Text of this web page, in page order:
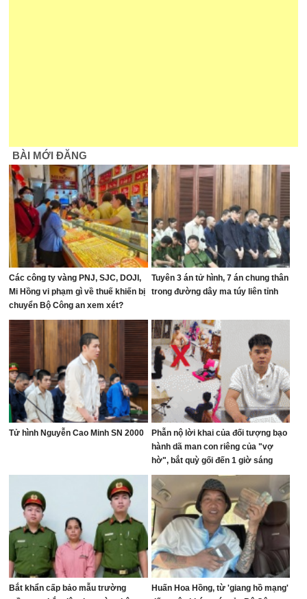
BÀI MỚI ĐĂNG
Các công ty vàng PNJ, SJC, DOJI,
Mi Hồng vi phạm gì về thuế khiến bị
chuyển Bộ Công an xem xét?
Tuyên 3 án tử hình, 7 án chung thân
trong đường dây ma túy liên tỉnh
Tử hình Nguyễn Cao Minh SN 2000
Phẫn nộ lời khai của đối tượng bạo
hành dã man con riêng của "vợ
hờ", bắt quỳ gối đến 1 giờ sáng
Bắt khẩn cấp bảo mẫu trường
Huấn Hoa Hồng, từ 'giang hồ mạng'